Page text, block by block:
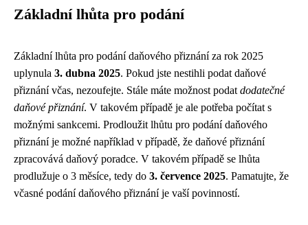
Základní lhůta pro podání
Základní lhůta pro podání daňového přiznání za rok 2025
uplynula 3. dubna 2025. Pokud jste nestihli podat daňové
přiznání včas, nezoufejte. Stále máte možnost podat dodatečné
daňové přiznání. V takovém případě je ale potřeba počítat s
možnými sankcemi. Prodloužit lhůtu pro podání daňového
přiznání je možné například v případě, že daňové přiznání
zpracovává daňový poradce. V takovém případě se lhůta
prodlužuje o 3 měsíce, tedy do 3. července 2025. Pamatujte, že
včasné podání daňového přiznání je vaší povinností.